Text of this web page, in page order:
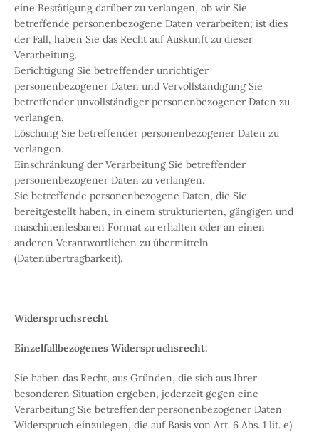
eine Bestätigung darüber zu verlangen, ob wir Sie
betreffende personenbezogene Daten verarbeiten; ist dies
der Fall, haben Sie das Recht aufAuskunft zu dieser
Verarbeitung.
Berichtigung Sie betreffender unrichtiger
personenbezogener Daten und Vervollständigung Sie
betreffender unvollständiger personenbezogener Daten zu
verlangen.
Löschung Sie betreffender personenbezogener Daten zu
verlangen.
Einschränkung der Verarbeitung Sie betreffender
personenbezogener Daten zu verlangen.
Sie betreffende personenbezogene Daten, die Sie
bereitgestellt haben, in einem strukturierten, gängigen und
maschinenlesbaren Format zu erhalten oder an einen
anderen Verantwortlichen zu übermitteln
(Datenübertragbarkeit).
Widerspruchsrecht
Einzelfallbezogenes Widerspruchsrecht:
Sie haben das Recht, aus Gründen, die sich aus Ihrer
besonderen Situation ergeben, jederzeit gegen eine
Verarbeitung Sie betreffender personenbezogener Daten
Widerspruch einzulegen, die auf Basis von Art. 6 Abs. 1 lit. e)